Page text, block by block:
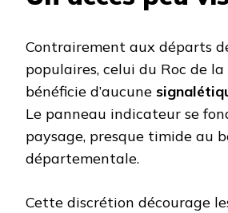
Contrairement aux départs
populaires, celui du Roc de la
bénéficie d’aucune
Le panneau indicateur se
paysage, presque timide au
départementale.
Cette discrétion décourage